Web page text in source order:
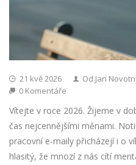
21 kvě 2026 Od Jan
0 Komentáře
Vítejte v roce 2026. Žijeme v
čas nejcennějšími měnami.
pracovní e-maily přicházejí i o
hlasitý, že mnozí z nás cítí